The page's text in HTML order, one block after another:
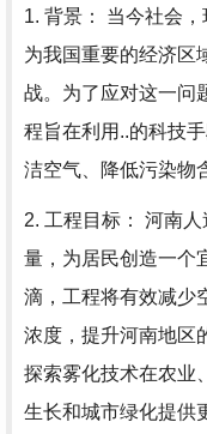
1. 背景： 当今社会
为我国重要的经济区
战。为了应对这一问
程旨在利用..的科技
洁空气、降低污染物
2. 工程目标： 河南
量，为居民创造一个
滴，工程将有效减少
浓度，提升河南地区
探索雾化技术在农业
生长和城市绿化提供